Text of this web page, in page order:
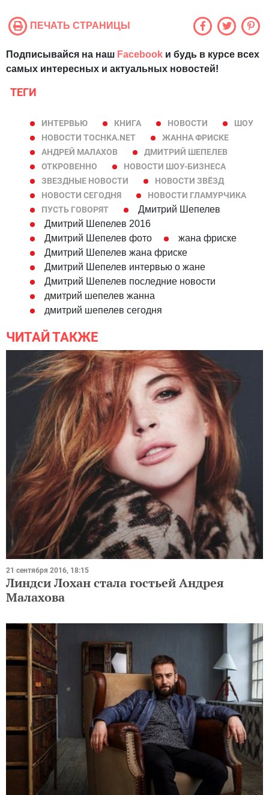
ПЕЧАТЬ СТРАНИЦЫ
Подписывайся на наш Facebook и будь в курсе всех
самых интересных и актуальных новостей!
ТЕГИ
ИНТЕРВЬЮ КНИГА НОВОСТИ
ШОУ
НОВОСТИ TOCHKA.NET
ЖАННА ФРИСКЕ
АНДРЕЙ МАЛАХОВ
ДМИТРИЙ ШЕПЕЛЕВ
ОТКРОВЕННО
НОВОСТИ ШОУ-БИЗНЕСА
ЗВЕЗДНЫЕ НОВОСТИ
НОВОСТИ ЗВЁЗД
НОВОСТИ СЕГОДНЯ
НОВОСТИ ГЛАМУРЧИКА
ПУСТЬ ГОВОРЯТ
Дмитрий Шепелев
Дмитрий Шепелев 2016
Дмитрий Шепелев фото
жана фриске
Дмитрий Шепелев жана фриске
Дмитрий Шепелев интервью о жане
Дмитрий Шепелев последние новости
дмитрий шепелев жанна
дмитрий шепелев сегодня
ЧИТАЙ ТАКЖЕ
21 сентября 2016, 18:15
Линдси Лохан стала гостьей Андрея
Малахова